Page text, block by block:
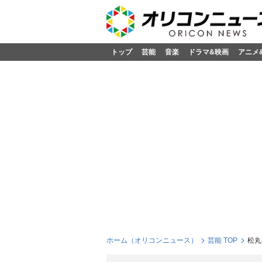
トップ 芸能 音楽 ドラマ&映画 アニメ
ホーム（オリコンニュース） 芸能 TOP 松